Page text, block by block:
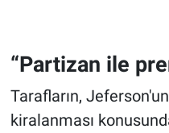
“Partizan ile
Tarafların,
kiralanması